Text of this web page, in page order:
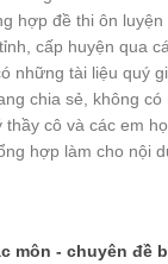
hợp đề thi ôn luyện
cấp huyện qua
những tài liệu quý
chia sẻ, không
cô và các em
hợp làm cho nội
môn - chuyên đề